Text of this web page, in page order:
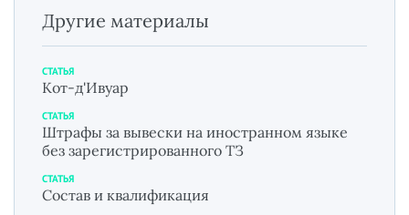
Другие материалы
СТАТЬЯ
Кот-д'Ивуар
СТАТЬЯ
Штрафы за вывески на иностранном языке
без зарегистрированного ТЗ
СТАТЬЯ
Состав и квалификация